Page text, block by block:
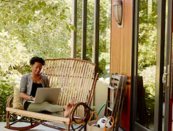
le bas pour les parcourir ou en appuyant et en